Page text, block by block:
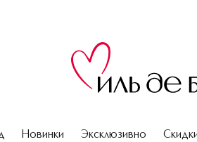
Новинки Эксклюзивно